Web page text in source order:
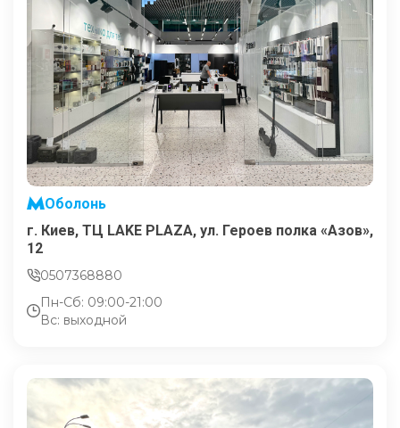
Оболонь
г. Киев, ТЦ LAKE PLAZA, ул. Героев полка «Азов»,
12
0507368880
Пн-Сб: 09:00-21:00
Вс: выходной